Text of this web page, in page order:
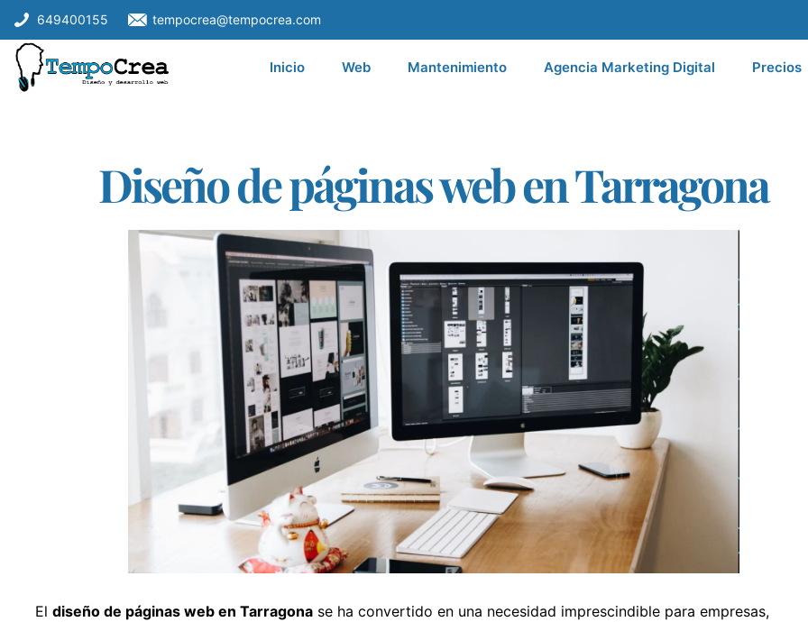
649400155 tempocrea@tempocrea.com
Inicio Web Mantenimiento Agencia Marketing Digital Precios
Diseño de páginas web en Tarragona
El diseño de páginas web en Tarragonase ha convertido en una necesidad imprescindible para empresas,